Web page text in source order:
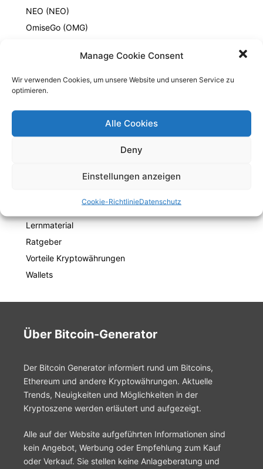
Manage Cookie Consent
Wir verwenden Cookies, um unsere Website und unseren Service zu
optimieren.
Alle Cookies
Deny
Einstellungen anzeigen
Cookie-RichtlinieDatenschutz
NEO (NEO)
OmiseGo (OMG)
Stratis (STRAT)
ZCash (ZEC)
Direkt Kaufen
Trading
Lernmaterial
Ratgeber
Vorteile Kryptowährungen
Wallets
Über Bitcoin-Generator
Der Bitcoin Generator informiert rund um Bitcoins,
Ethereum und andere Kryptowährungen. Aktuelle
Trends, Neuigkeiten und Möglichkeiten in der
Kryptoszene werden erläutert und aufgezeigt.
Alle auf der Website aufgeführten Informationen sind
kein Angebot, Werbung oder Empfehlung zum Kauf
oder Verkauf. Sie stellen keine Anlageberatung und